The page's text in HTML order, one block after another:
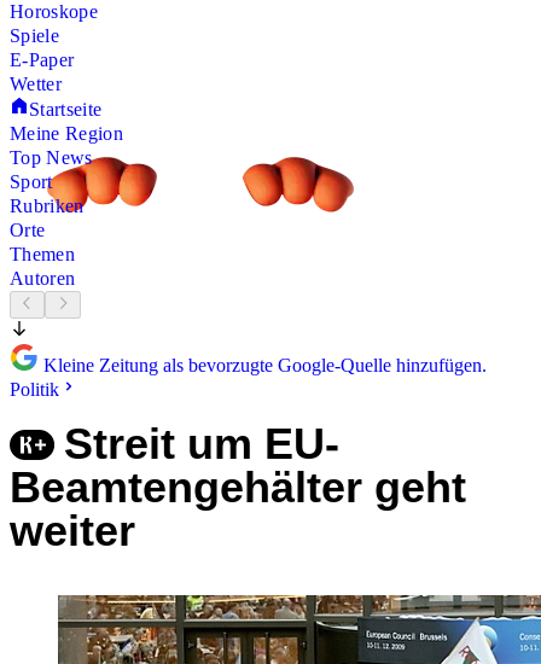
Horoskope
Spiele
E-Paper
Wetter
Startseite
Meine Region
Top News
Sport
Rubriken
Orte
Themen
Autoren
Kleine Zeitung als bevorzugte Google-Quelle hinzufügen.
Politik
Streit um EU-
Beamtengehälter geht
weiter